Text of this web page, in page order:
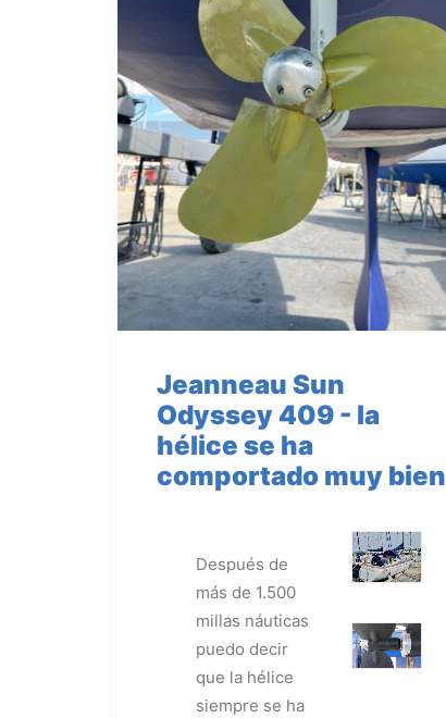
Jeanneau Sun
Odyssey 409 - la
hélice se ha
comportado muy bien
Después de
más de 1.500
millas náuticas
puedo decir
que la hélice
siempre se ha